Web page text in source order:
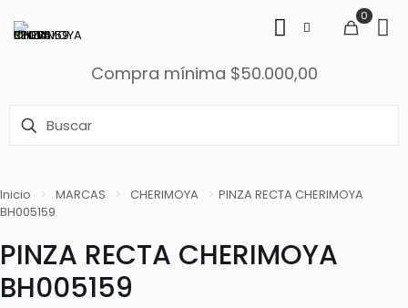
0
Compra mínima $50.000,00
Inicio > MARCAS > CHERIMOYA > PINZA RECTA CHERIMOYA
BH005159
PINZA RECTA CHERIMOYA
BH005159